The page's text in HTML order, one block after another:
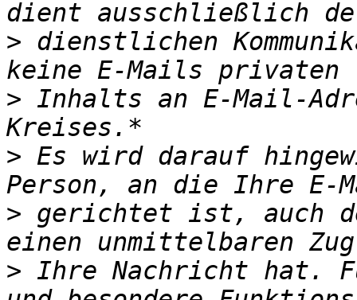
> dienstlichen
> Inhalts an E-Mail-
> Es wird darauf
> gerichtet ist, auch
> Ihre Nachricht hat.